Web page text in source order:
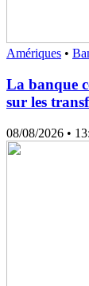
Amériques •
La banque
sur les
08/08/2026 •